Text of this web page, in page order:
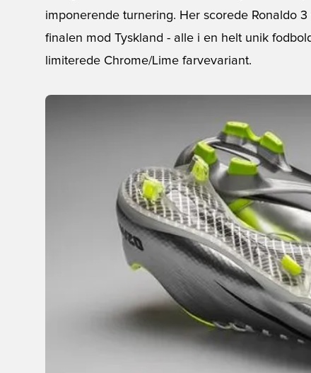
imponerende turnering. Her scorede Ronaldo
finalen mod Tyskland - alle i en helt unik
limiterede Chrome/Lime farvevariant.